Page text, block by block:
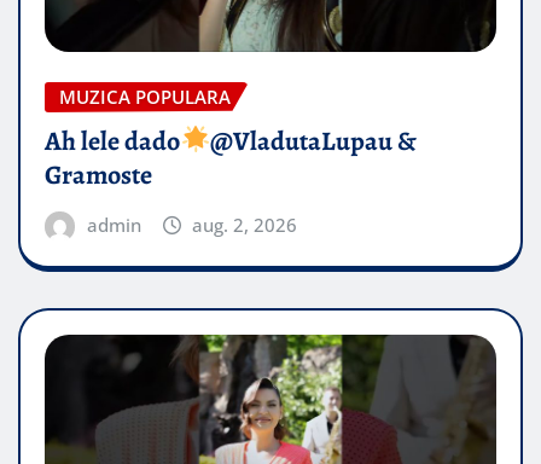
MUZICA POPULARA
Ah lele dado​
@VladutaLupau &
Gramoste
admin aug. 2, 2026